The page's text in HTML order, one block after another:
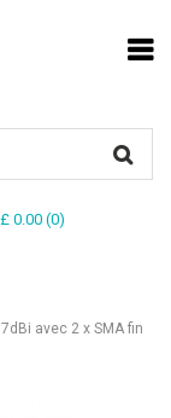
£ 0.00(0)
avec 2 x SMA fin